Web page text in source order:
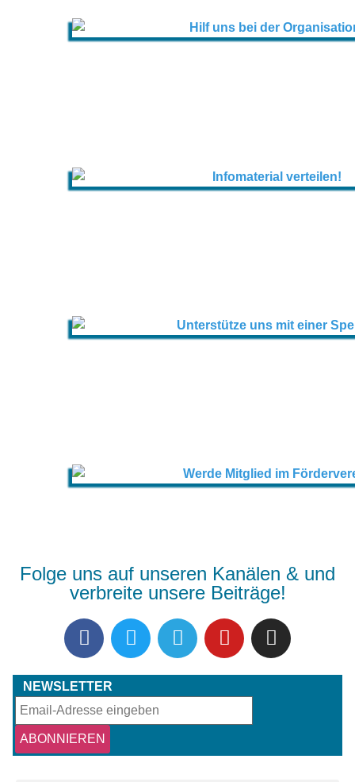
Folge uns auf unseren Kanälen & und
verbreite unsere Beiträge!
NEWSLETTER